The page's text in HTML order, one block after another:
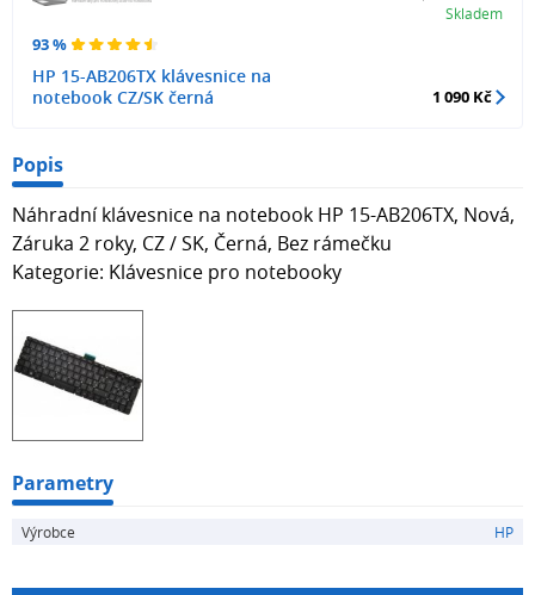
93 %
HP 15-AB206TX klávesnice na
notebook CZ/SK černá
Skladem
1 090 Kč
Popis
Náhradní klávesnice na notebook HP 15-AB206TX, Nová,
Záruka 2 roky, CZ / SK, Černá, Bez rámečku
Kategorie: Klávesnice pro notebooky
Parametry
Výrobce HP